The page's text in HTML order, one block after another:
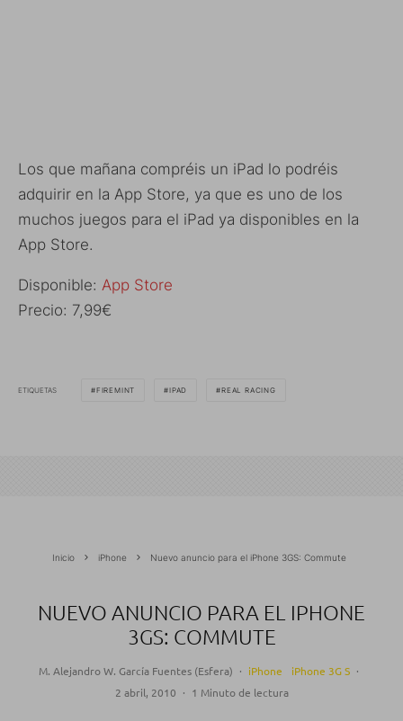
Los que mañana compréis un iPad lo podréis
adquirir en la App Store, ya que es uno de los
muchos juegos para el iPad ya disponibles en la
App Store.
Disponible: App Store
Precio: 7,99€
ETIQUETAS FIREMINT IPAD REAL RACING
Inicio iPhone Nuevo anuncio para el iPhone 3GS: Commute
NUEVO ANUNCIO PARA EL IPHONE
3GS: COMMUTE
M. Alejandro W. García Fuentes (Esfera) · iPhone iPhone 3G S ·
2 abril, 2010 · 1 Minuto de lectura